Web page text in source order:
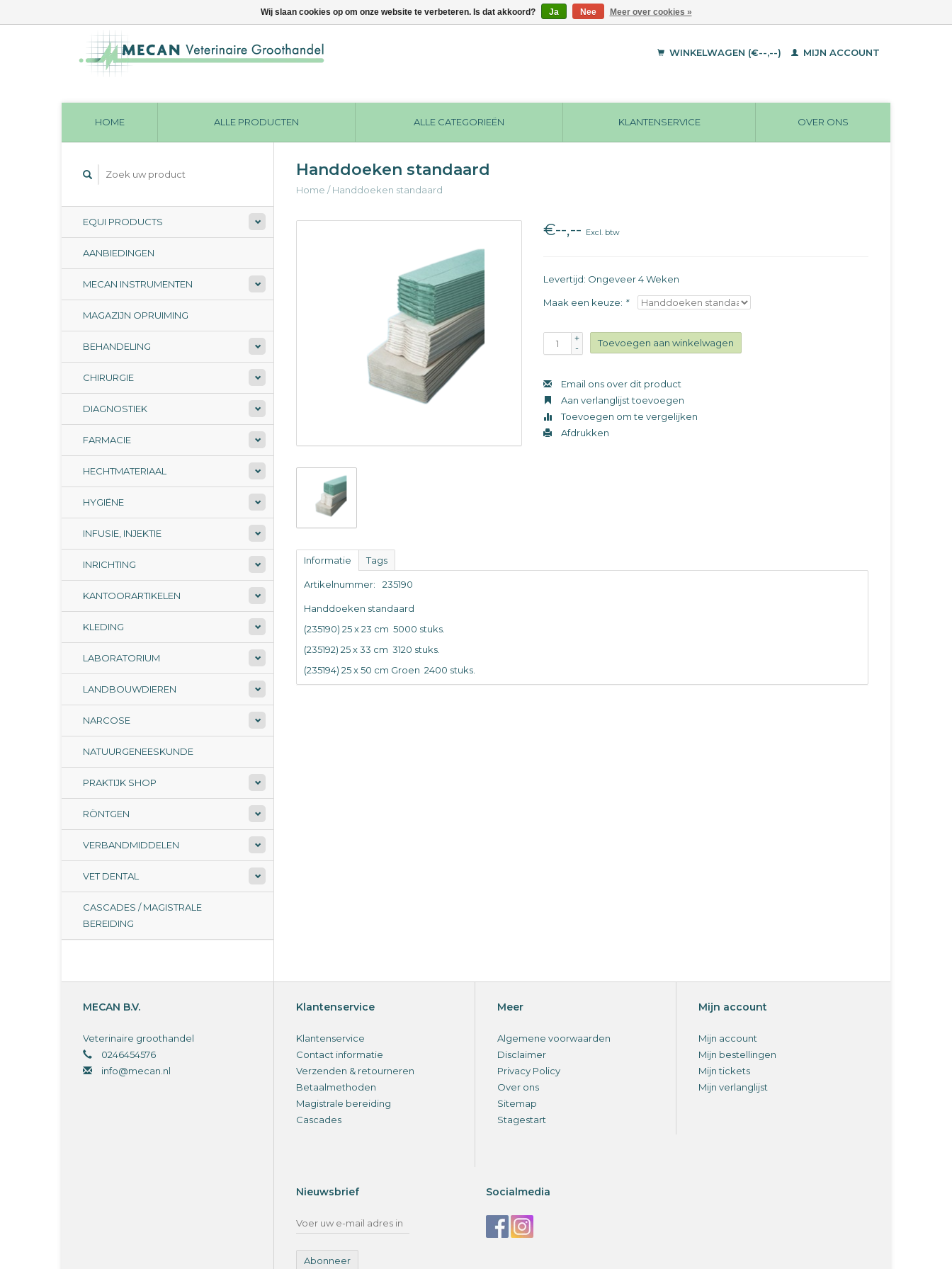
WINKELWAGEN (€--,--) MIJN ACCOUNT
HOME ALLE PRODUCTEN ALLE CATEGORIEËN KLANTENSERVICE OVER ONS
EQUI PRODUCTS
AANBIEDINGEN
MECAN INSTRUMENTEN
MAGAZIJN OPRUIMING
BEHANDELING
CHIRURGIE
DIAGNOSTIEK
FARMACIE
HECHTMATERIAAL
HYGIËNE
INFUSIE, INJEKTIE
INRICHTING
KANTOORARTIKELEN
KLEDING
LABORATORIUM
LANDBOUWDIEREN
NARCOSE
NATUURGENEESKUNDE
PRAKTIJK SHOP
RÖNTGEN
VERBANDMIDDELEN
VET DENTAL
CASCADES / MAGISTRALE
BEREIDING
Handdoeken standaard
Home /Handdoeken standaard
€--,-- Excl. btw
Levertijd: Ongeveer 4 Weken
Maak een keuze: *
+
-
Toevoegen aan winkelwagen
Email ons over dit product
Aan verlanglijst toevoegen
Toevoegen om te vergelijken
Afdrukken
Informatie Tags
Artikelnummer: 235190
Handdoeken standaard
(235190) 25 x 23 cm 5000 stuks.
(235192) 25 x 33 cm 3120 stuks.
(235194) 25 x 50 cm Groen 2400 stuks.
MECAN B.V.
Veterinaire groothandel
0246454576
info@mecan.nl
Klantenservice
Klantenservice
Contact informatie
Verzenden & retourneren
Betaalmethoden
Magistrale bereiding
Cascades
Meer
Algemene voorwaarden
Disclaimer
Privacy Policy
Over ons
Sitemap
Stagestart
Mijn account
Mijn account
Mijn bestellingen
Mijn tickets
Mijn verlanglijst
Nieuwsbrief
Abonneer
Socialmedia
Wij slaan cookies op om onze website te verbeteren. Is dat akkoord? Ja Nee Meer over cookies »